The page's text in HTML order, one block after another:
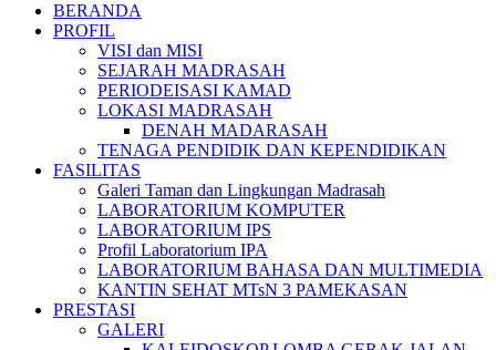
BERANDA
PROFIL
VISI dan MISI
SEJARAH MADRASAH
PERIODEISASI KAMAD
LOKASI MADRASAH
DENAH MADARASAH
TENAGA PENDIDIK DAN KEPENDIDIKAN
FASILITAS
Galeri Taman dan Lingkungan Madrasah
LABORATORIUM KOMPUTER
LABORATORIUM IPS
Profil Laboratorium IPA
LABORATORIUM BAHASA DAN MULTIMEDIA
KANTIN SEHAT MTsN 3 PAMEKASAN
PRESTASI
GALERI